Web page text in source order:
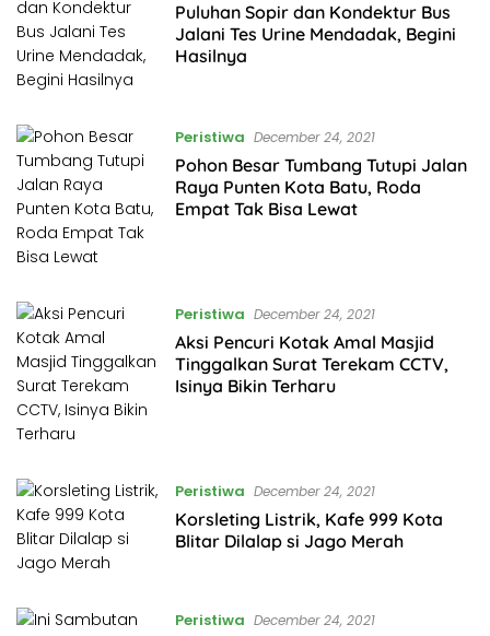
Puluhan Sopir dan Kondektur Bus
Jalani Tes Urine Mendadak, Begini
Hasilnya
Peristiwa December 24, 2021
Pohon Besar Tumbang Tutupi Jalan
Raya Punten Kota Batu, Roda
Empat Tak Bisa Lewat
Peristiwa December 24, 2021
Aksi Pencuri Kotak Amal Masjid
Tinggalkan Surat Terekam CCTV,
Isinya Bikin Terharu
Peristiwa December 24, 2021
Korsleting Listrik, Kafe 999 Kota
Blitar Dilalap si Jago Merah
Peristiwa December 24, 2021